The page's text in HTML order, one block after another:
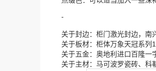
-
关于封边：柜门激光封边，南
关于板材：柜体万象天冠系列
关于五金：奥地利进口百隆一
关于主材：马可波罗瓷砖、科